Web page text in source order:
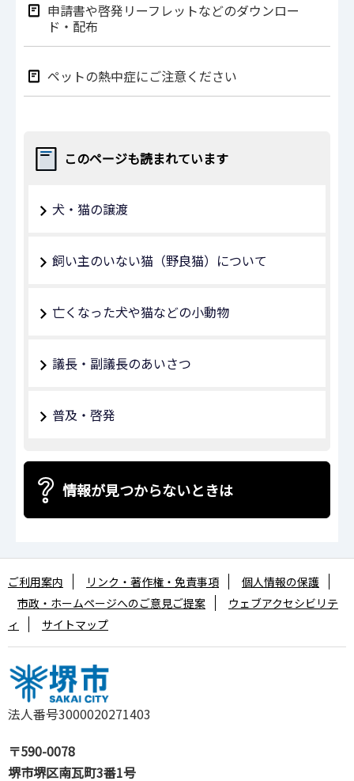
申請書や啓発リーフレットなどのダウンロー
ド・配布
ペットの熱中症にご注意ください
このページも読まれています
犬・猫の譲渡
飼い主のいない猫（野良猫）について
亡くなった犬や猫などの小動物
議長・副議長のあいさつ
普及・啓発
情報が見つからないときは
法人番号3000020271403
〒590-0078
堺市堺区南瓦町3番1号
ご利用案内 リンク・著作権・免責事項
個人情報の保護
市政・ホームページへのご意見ご提案
ウェブアクセシビリテ
ィ
サイトマップ